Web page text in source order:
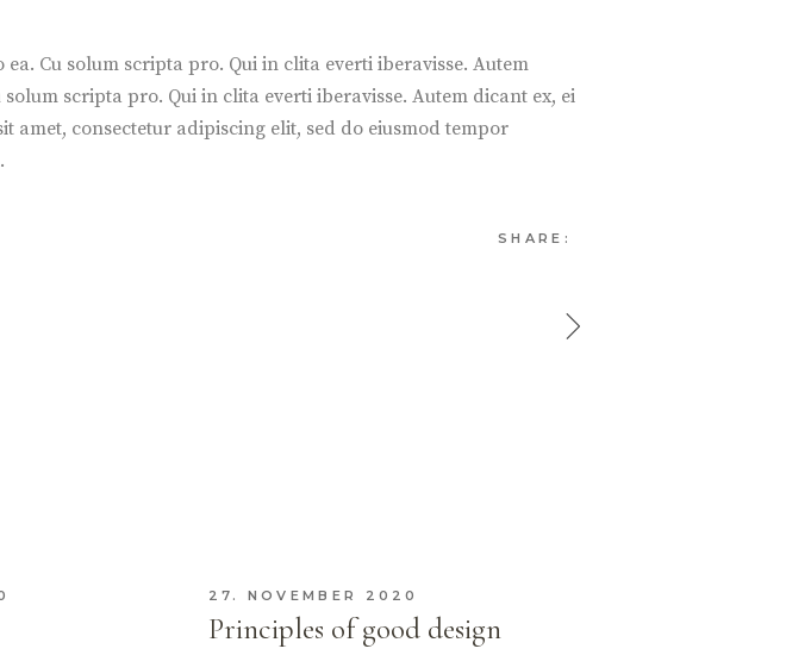
Cu solum scripta pro. Qui in clita everti iberavisse. Autem
scripta pro. Qui in clita everti iberavisse. Autem dicant ex, ei
amet, consectetur adipiscing elit, sed do eiusmod tempor
SHARE:
27. NOVEMBER 2020
Principles of good design